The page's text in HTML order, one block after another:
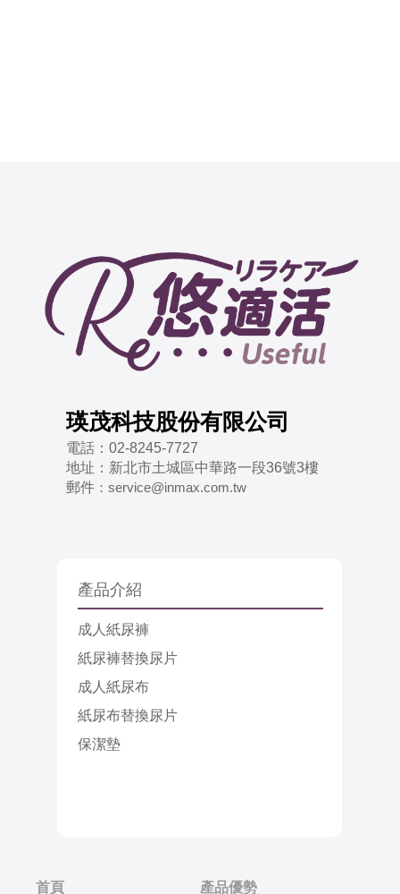
瑛茂科技股份有限公司
電話： 02-8245-7727
地址： 新北市土城區中華路一段36號3樓
郵件 ： service@inmax.com.tw
產品介紹
成人紙尿褲
紙尿褲替換尿片
成人紙尿布
紙尿布替換尿片
保潔墊
首頁 產品優勢